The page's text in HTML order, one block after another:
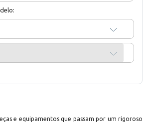
e equipamentos que passam por um rigoroso